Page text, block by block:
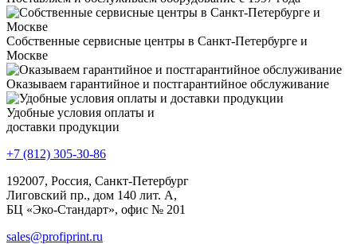
Собственные сервисные центры в Санкт-Петербурге и
Москве
Оказываем гарантийное и постгарантийное обслуживание
Удобные условия оплаты и
доставки продукции
+7 (812) 305-30-86
192007, Россия, Санкт-Петербург
Лиговский пр., дом 140 лит. А,
БЦ «Эко-Стандарт», офис № 201
sales@profiprint.ru